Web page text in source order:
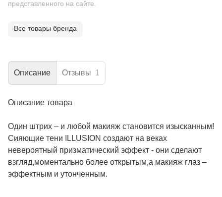
представленного на сайте.
Все товары бренда
Описание Отзывы 1
Описание товара
Один штрих – и любой макияж становится изысканным!
Сияющие тени ILLUSION создают на веках
невероятный призматический эффект - они сделают
взгляд,моментально более открытым,а макияж глаз –
эффектным и утонченным.